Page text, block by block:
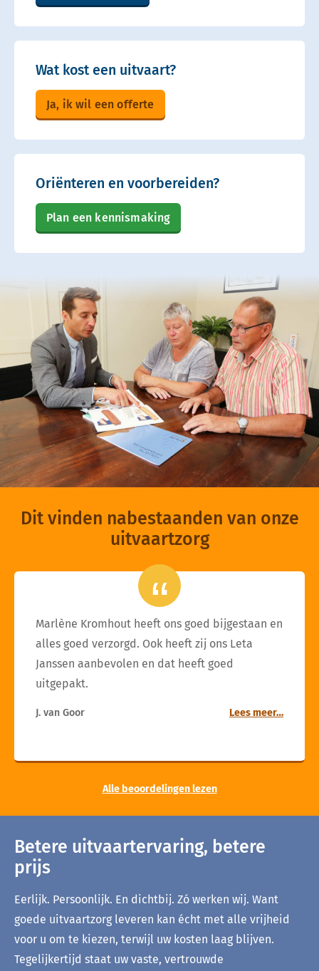
Wat kost een uitvaart?
Ja, ik wil een offerte
Oriënteren en voorbereiden?
Plan een kennismaking
Dit vinden nabestaanden van onze
uitvaartzorg
Marlène Kromhout heeft ons goed bijgestaan en
alles goed verzorgd. Ook heeft zij ons Leta
Janssen aanbevolen en dat heeft goed
uitgepakt.
J. van Goor Lees meer…
Alle beoordelingen lezen
Betere uitvaartervaring, betere
prijs
Eerlijk. Persoonlijk. En dichtbij. Zó werken wij. Want
goede uitvaartzorg leveren kan écht met alle vrijheid
voor u om te kiezen, terwijl uw kosten laag blijven.
Tegelijkertijd staat uw vaste, vertrouwde